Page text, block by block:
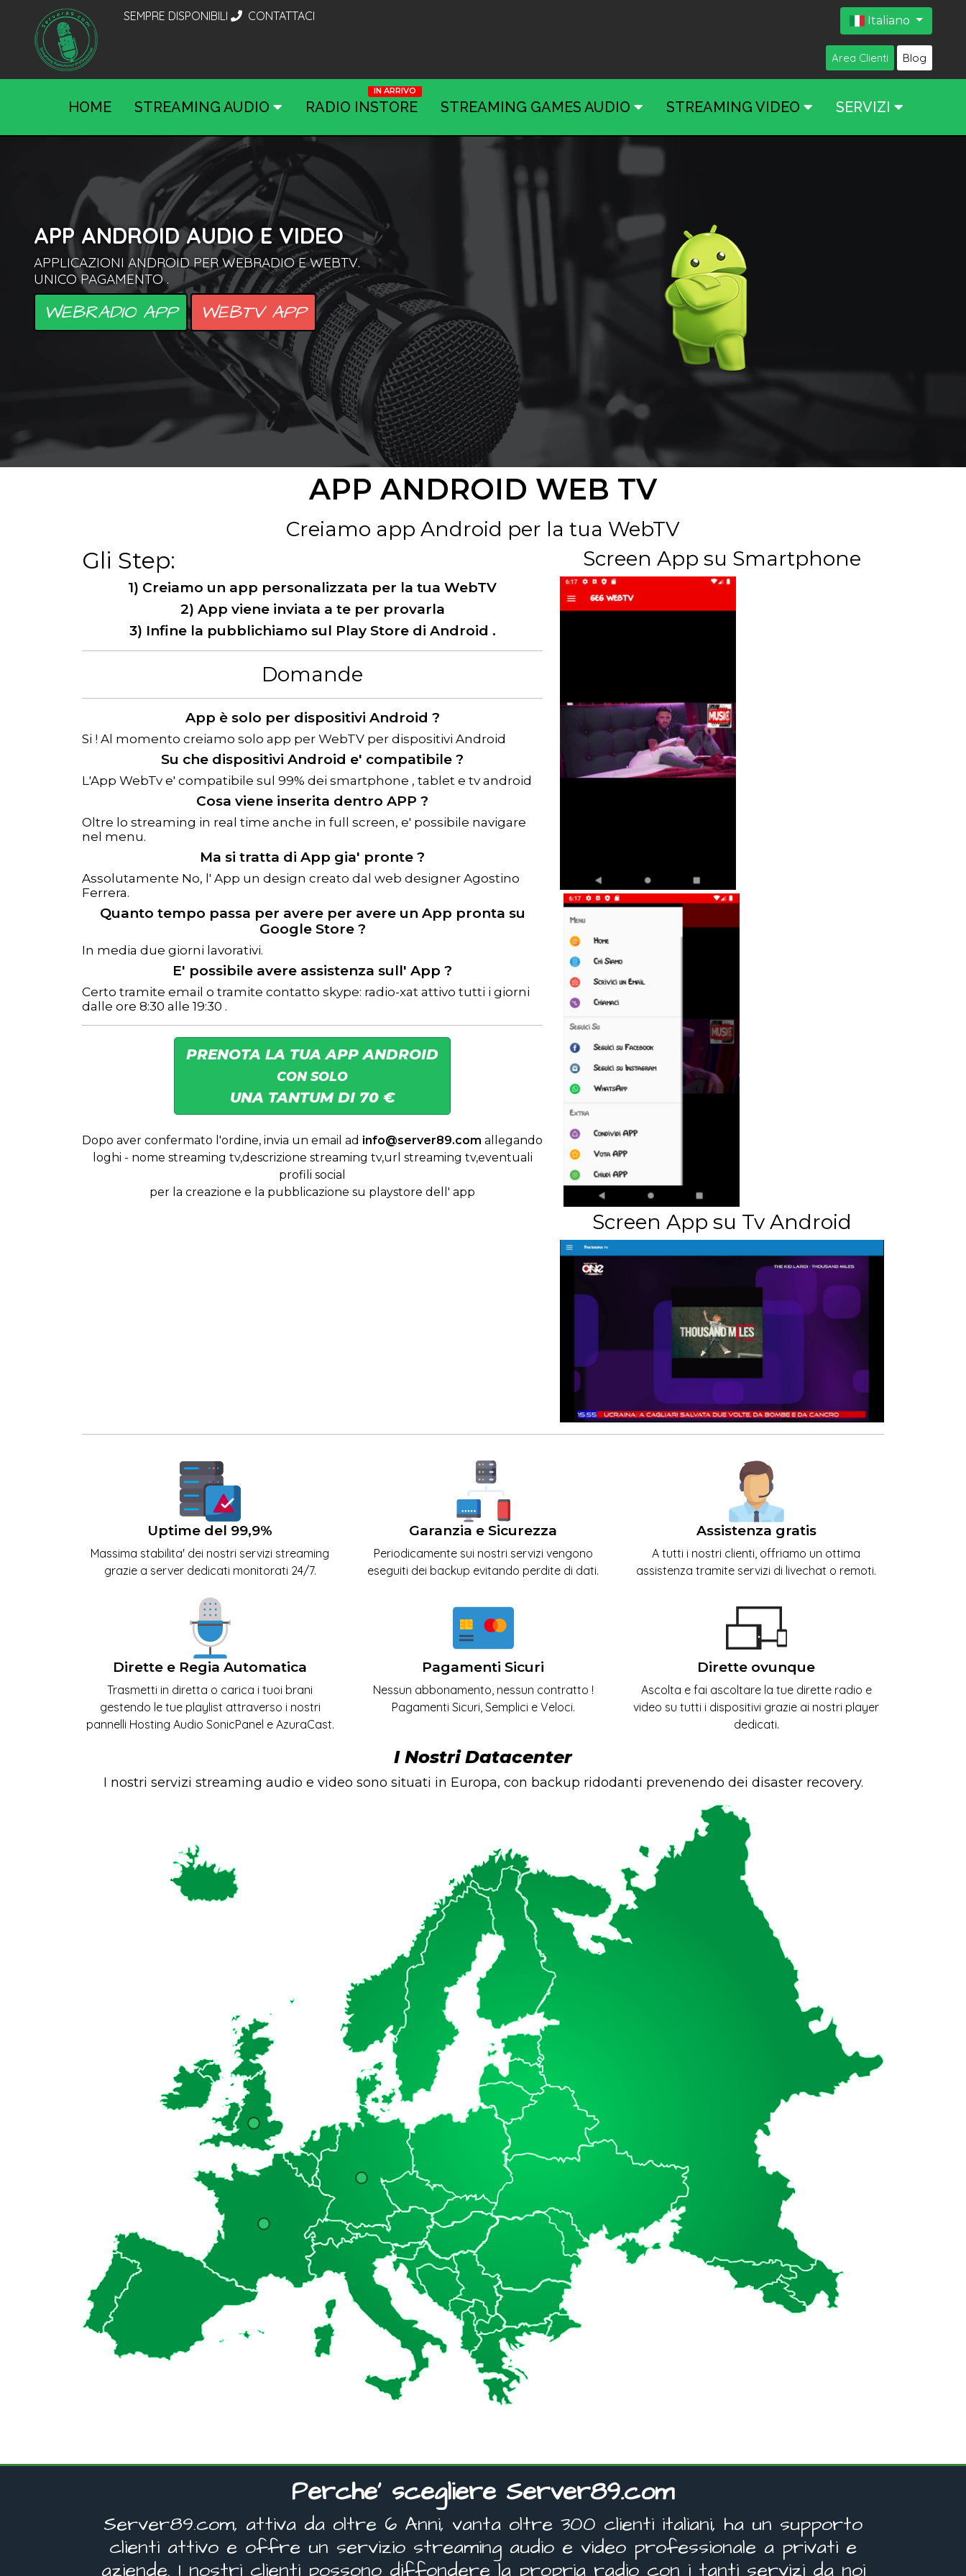
SEMPRE DISPONIBILI CONTATTACI Italiano
Area Clienti Blog
HOME STREAMING AUDIO RADIO INSTORE STREAMING GAMES AUDIO STREAMING VIDEO SERVIZI
APP ANDROID AUDIO E VIDEO
APPLICAZIONI ANDROID PER WEBRADIO E WEBTV.
UNICO PAGAMENTO .
WEBRADIO APP WEBTV APP
APP ANDROID WEB TV
Creiamo app Android per la tua WebTV
Gli Step:
1) Creiamo un app personalizzata per la tua WebTV
2) App viene inviata a te per provarla
3) Infine la pubblichiamo sul Play Store di Android .
Domande
App è solo per dispositivi Android ?
Si ! Al momento creiamo solo app per WebTV per dispositivi Android
Su che dispositivi Android e' compatibile ?
L'App WebTv e' compatibile sul 99% dei smartphone , tablet e tv android
Cosa viene inserita dentro APP ?
Oltre lo streaming in real time anche in full screen, e' possibile navigare
nel menu.
Ma si tratta di App gia' pronte ?
Assolutamente No, l' App un design creato dal web designer Agostino
Ferrera.
Quanto tempo passa per avere per avere un App pronta su
Google Store ?
In media due giorni lavorativi.
E' possibile avere assistenza sull' App ?
Certo tramite email o tramite contatto skype: radio-xat attivo tutti i giorni
dalle ore 8:30 alle 19:30 .
PRENOTA LA TUA APP ANDROID
CON SOLO
UNA TANTUM DI 70 €
Dopo aver confermato l'ordine, invia un email ad info@server89.com allegando
loghi - nome streaming tv,descrizione streaming tv,url streaming tv,eventuali
profili social
per la creazione e la pubblicazione su playstore dell' app
Screen App su Smartphone
Screen App su Tv Android
Uptime del 99,9%
Massima stabilita' dei nostri servizi streaming
grazie a server dedicati monitorati 24/7.
Garanzia e Sicurezza
Periodicamente sui nostri servizi vengono
eseguiti dei backup evitando perdite di dati.
Assistenza gratis
A tutti i nostri clienti, offriamo un ottima
assistenza tramite servizi di livechat o remoti.
Dirette e Regia Automatica
Trasmetti in diretta o carica i tuoi brani
gestendo le tue playlist attraverso i nostri
pannelli Hosting Audio SonicPanel e AzuraCast.
Pagamenti Sicuri
Nessun abbonamento, nessun contratto !
Pagamenti Sicuri, Semplici e Veloci.
Dirette ovunque
Ascolta e fai ascoltare la tue dirette radio e
video su tutti i dispositivi grazie ai nostri player
dedicati.
I Nostri Datacenter
I nostri servizi streaming audio e video sono situati in Europa, con backup ridodanti prevenendo dei disaster recovery.
Perche' scegliere Server89.com
Server89.com, attiva da oltre 6 Anni, vanta oltre 300 clienti italiani, ha un supporto
clienti attivo e offre un servizio streaming audio e video professionale a privati e
aziende. I nostri clienti possono diffondere la propria radio con i tanti servizi da noi